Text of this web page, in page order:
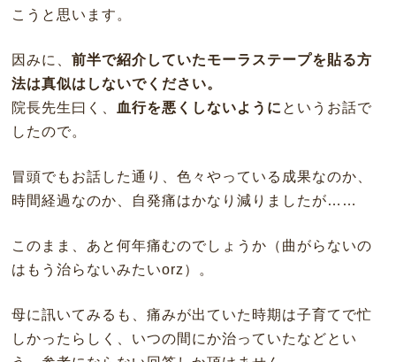
こうと思います。
因みに、 前半で紹介していたモーラステープを貼る方
法は真似はしないでください。
院長先生曰く、
血行を悪くしないように というお話で
したので。
冒頭でもお話した通り、色々やっている成果なのか、
時間経過なのか、自発痛はかなり減りましたが……
このまま、あと何年痛むのでしょうか（曲がらないの
はもう治らないみたいorz）。
母に訊いてみるも、痛みが出ていた時期は子育てで忙
しかったらしく、いつの間にか治っていたなどとい